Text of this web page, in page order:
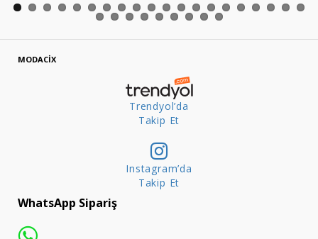
MODACİX
Trendyol’da
Takip Et
Instagram’da
Takip Et
WhatsApp Sipariş